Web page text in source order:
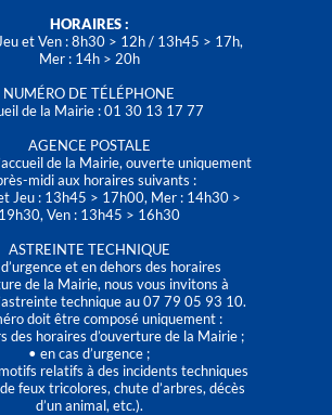
HORAIRES :
et Ven : 8h30 > 12h / 13h45 > 17h,
Mer : 14h > 20h
NUMÉRO DE TÉLÉPHONE
de la Mairie : 01 30 13 17 77
AGENCE POSTALE
de la Mairie, ouverte uniquement
midi aux horaires suivants :
Jeu : 13h45 > 17h00, Mer : 14h30 >
19h30, Ven : 13h45 > 16h30
ASTREINTE TECHNIQUE
et en dehors des horaires
de la Mairie, nous vous invitons à
technique au 07 79 05 93 10.
doit être composé uniquement :
des horaires d’ouverture de la Mairie ;
• en cas d’urgence ;
relatifs à des incidents techniques
feux tricolores, chute d’arbres, décès
d’un animal, etc.).